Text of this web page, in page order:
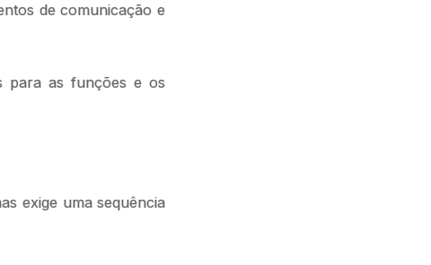
de comunicação e
para as funções e os
exige uma sequência